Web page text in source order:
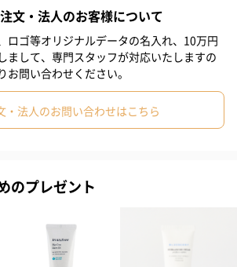
ーンティールートエキス*を配合。
、汚れを浮かせます。
分）
#40代 #50代 #60代 #10代
文・法人のお客様について
ロゴ等オリジナルデータの名入れ、10万円
まして、専門スタッフが対応いたしますの
問い合わせください。
・法人のお問い合わせはこちら
のプレゼント